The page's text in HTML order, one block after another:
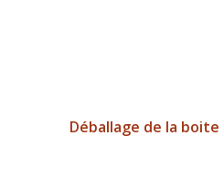
Déballage de la boite